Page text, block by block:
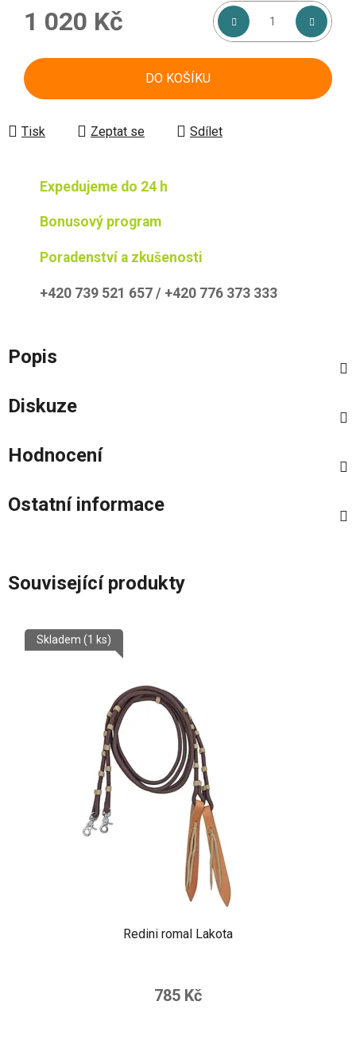
1 020 Kč
DO KOŠÍKU
Tisk Zeptat se Sdílet
Expedujeme do 24 h
Bonusový program
Poradenství a zkušenosti
+420 739 521 657 / +420 776 373 333
Popis
Diskuze
Hodnocení
Ostatní informace
Související produkty
Redini romal Lakota
Skladem (1 ks)
785 Kč